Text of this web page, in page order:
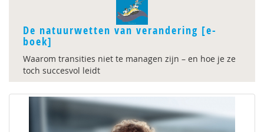
De natuurwetten van verandering [e-
boek]
Waarom transities niet te managen zijn – en hoe je ze
toch succesvol leidt